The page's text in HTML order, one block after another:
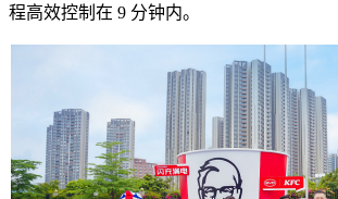
程高效控制在 9 分钟内。